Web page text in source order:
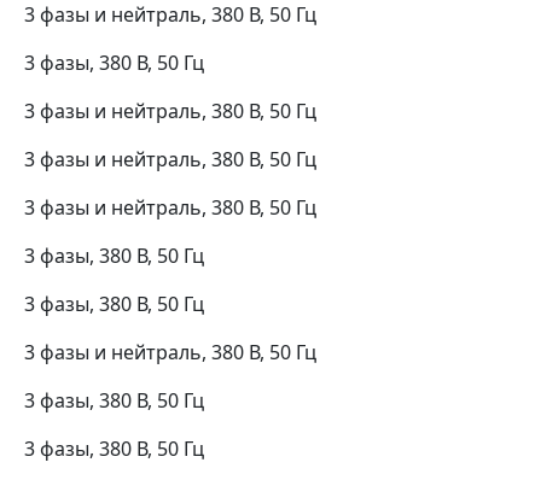
3 фазы и нейтраль, 380 В, 50 Гц
3 фазы, 380 В, 50 Гц
3 фазы и нейтраль, 380 В, 50 Гц
3 фазы и нейтраль, 380 В, 50 Гц
3 фазы и нейтраль, 380 В, 50 Гц
3 фазы, 380 В, 50 Гц
3 фазы, 380 В, 50 Гц
3 фазы и нейтраль, 380 В, 50 Гц
3 фазы, 380 В, 50 Гц
3 фазы, 380 В, 50 Гц